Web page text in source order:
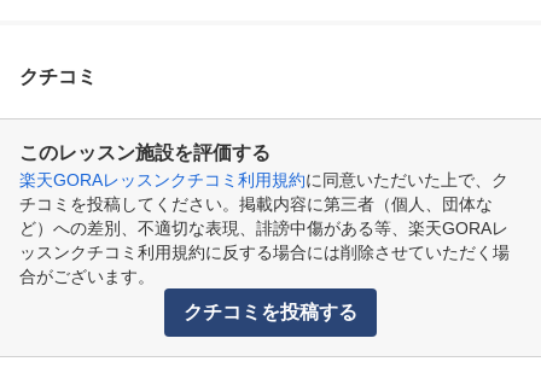
クチコミ
このレッスン施設を評価する
楽天GORAレッスンクチコミ利用規約に同意いただいた上で、ク
チコミを投稿してください。掲載内容に第三者（個人、団体な
ど）への差別、不適切な表現、誹謗中傷がある等、楽天GORAレ
ッスンクチコミ利用規約に反する場合には削除させていただく場
合がございます。
クチコミを投稿する